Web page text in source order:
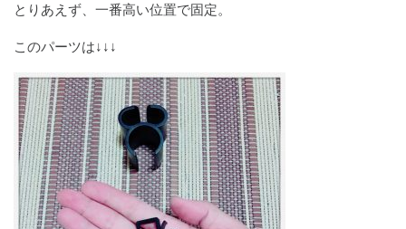
とりあえず、一番高い位置で固定。
このパーツは↓↓↓